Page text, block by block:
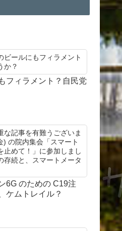
ビールにもフィラメント
か？
フィラメント？自民党
な記事を有難うございま
の院内集会「スマート
止めて！」に参加しまし
存続と、スマートメータ
6G のための C19注
ケムトレイル？